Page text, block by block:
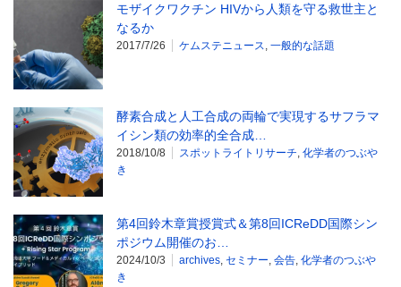
モザイクワクチン HIVから人類を守る救世主と
なるか
2017/7/26 ケムステニュース, 一般的な話題
酵素合成と人工合成の両輪で実現するサフラマ
イシン類の効率的全合成…
2018/10/8 スポットライトリサーチ, 化学者のつぶや
き
第4回鈴木章賞授賞式＆第8回ICReDD国際シン
ポジウム開催のお…
2024/10/3 archives, セミナー, 会告, 化学者のつぶや
き